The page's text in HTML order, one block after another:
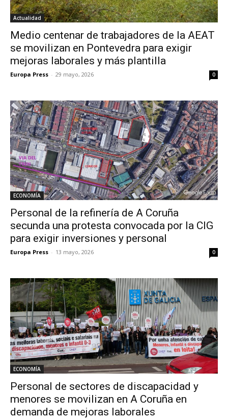
Actualidad
Medio centenar de trabajadores de la AEAT
se movilizan en Pontevedra para exigir
mejoras laborales y más plantilla
Europa Press - 29 mayo, 2026 0
ECONOMÍA
Personal de la refinería de A Coruña
secunda una protesta convocada por la CIG
para exigir inversiones y personal
Europa Press - 13 mayo, 2026 0
ECONOMÍA
Personal de sectores de discapacidad y
menores se movilizan en A Coruña en
demanda de mejoras laborales